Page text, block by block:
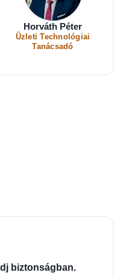
Horváth Péter
Üzleti Technológiai
Tanácsadó
biztonságban.